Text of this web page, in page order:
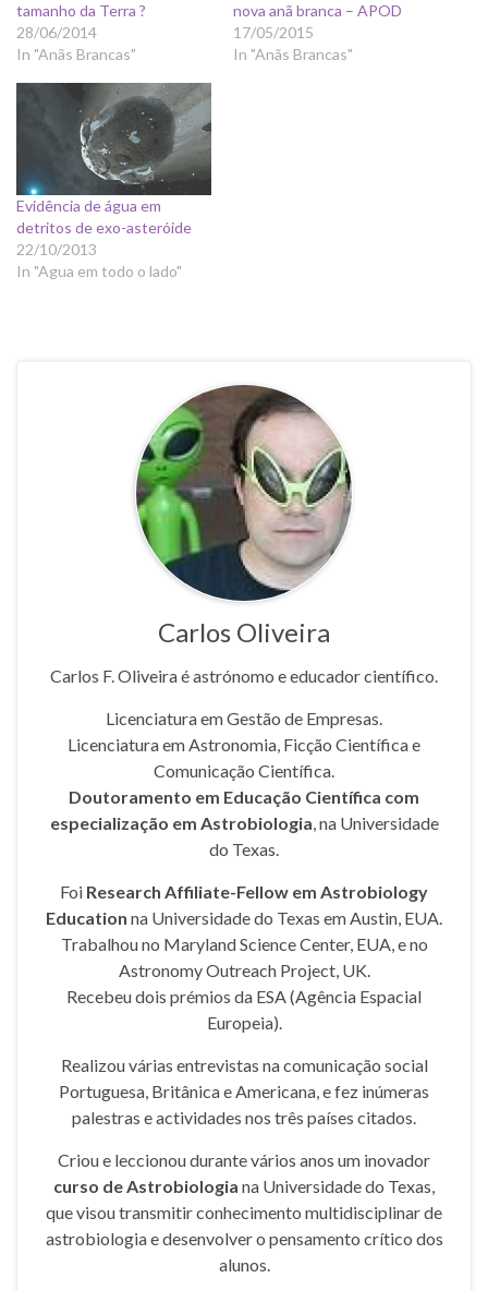
tamanho da Terra ?
28/06/2014
In "Anãs Brancas"
nova anã branca – APOD
17/05/2015
In "Anãs Brancas"
Evidência de água em
detritos de exo-asteróide
22/10/2013
In "Agua em todo o lado"
Carlos Oliveira
Carlos F. Oliveira é astrónomo e educador científico.
Licenciatura em Gestão de Empresas.
Licenciatura em Astronomia, Ficção Científica e
Comunicação Científica.
Doutoramento em Educação Científica com
especialização em Astrobiologia , na Universidade
do Texas.
Foi Research Affiliate-Fellow em Astrobiology
Education na Universidade do Texas em Austin, EUA.
Trabalhou no Maryland Science Center, EUA, e no
Astronomy Outreach Project, UK.
Recebeu dois prémios da ESA (Agência Espacial
Europeia).
Realizou várias entrevistas na comunicação social
Portuguesa, Britânica e Americana, e fez inúmeras
palestras e actividades nos três países citados.
Criou e leccionou durante vários anos um inovador
curso de Astrobiologia na Universidade do Texas,
que visou transmitir conhecimento multidisciplinar de
astrobiologia e desenvolver o pensamento crítico dos
alunos.